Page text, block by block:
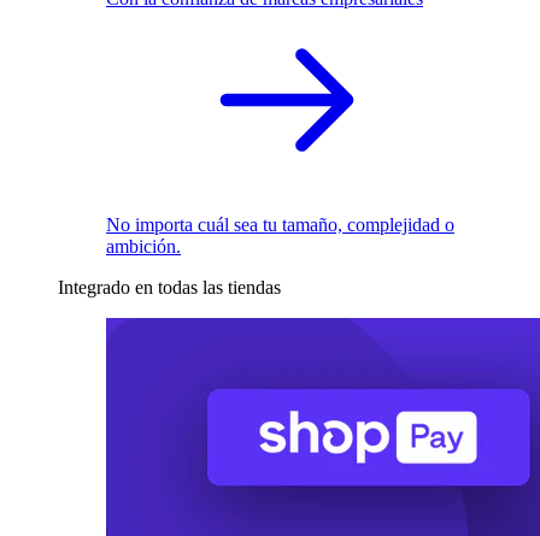
No importa cuál sea tu tamaño, complejidad o
ambición.
Integrado en todas las tiendas